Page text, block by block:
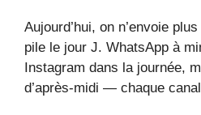
Aujourd’hui, on n’envoie
pile le jour J. WhatsApp à
Instagram dans la journée,
d’après-midi — chaque